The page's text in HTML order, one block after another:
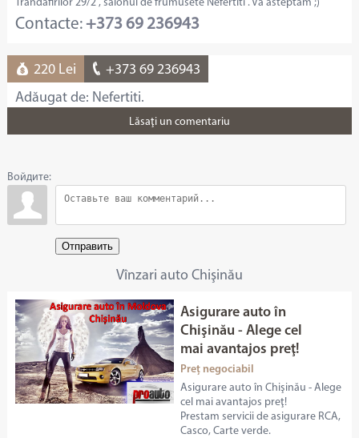
Trandafirilor 29/2 , salonul de frumusete Nefertiti . Va asteptam ;)
Contacte: +373 69 236943
220 Lei
+373 69 236943
Adăugat de: Nefertiti.
Lăsaţi un comentariu
Войдите:
Отправить
Vînzari auto Chişinău
Asigurare auto în
Chişinău - Alege cel
mai avantajos preţ!
Preț negociabil
Asigurare auto în Chişinău - Alege
cel mai avantajos preţ!
Prestam servicii de asigurare RCA,
Casco, Carte verde.